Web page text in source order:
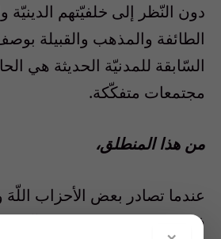
دون النّظر إلى خلفيّتهم الدينيّة
الطائفة والمذهب والقبيلة
السّابقة للمدنيّة الحديثة هي
مجتمعات متفكّكة.
من هذا المنطلق،
عندما تصادر بعض الأحزاب اللّهَ
فإنّها تنفي هذا “الله” عن